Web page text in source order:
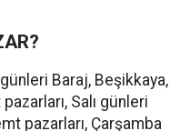
Baraj, Beşikkaya,
Salı günleri
pazarları, Çarşamba